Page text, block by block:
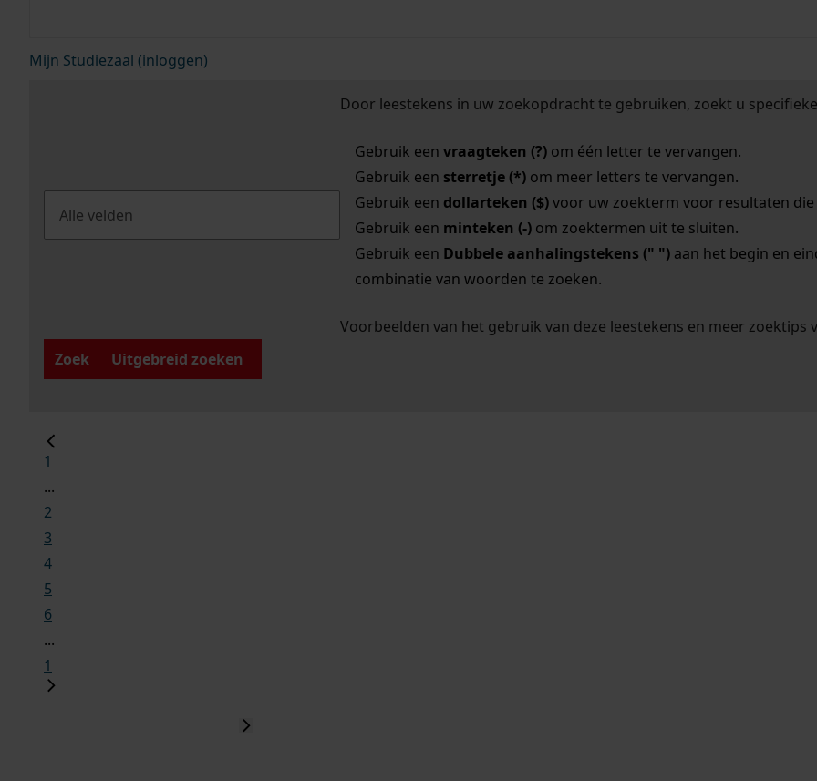
Mijn Studiezaal (inloggen)
Door leestekens in uw zoekopdracht te gebruiken, zoekt u
Gebruik een vraagteken (?)om één letter te vervangen.
Gebruik een sterretje (*)om meer letters te vervangen.
Gebruik een dollarteken ($)voor uw zoekterm voor resultaten die
Gebruik een minteken (-)om zoektermen uit te sluiten.
Gebruik een Dubbele aanhalingstekens (" ")aan het begin en
combinatie van woorden te zoeken.
Voorbeelden van het gebruik van deze leestekens en meer zoektips
Zoek
Uitgebreid zoeken
1
...
2
3
4
5
6
...
1